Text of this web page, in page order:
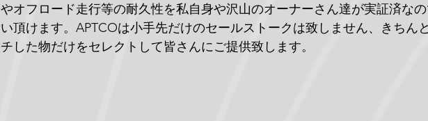
やオフロード走行等の耐久性を私自身や沢山のオーナーさん達が実証済な
い頂けます。APTCOは小手先だけのセールストークは致しません、きちん
チした物だけをセレクトして皆さんにご提供致します。